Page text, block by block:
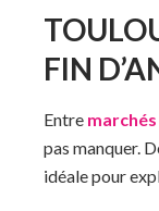
FIN
Entre
pas manquer.
idéale pour